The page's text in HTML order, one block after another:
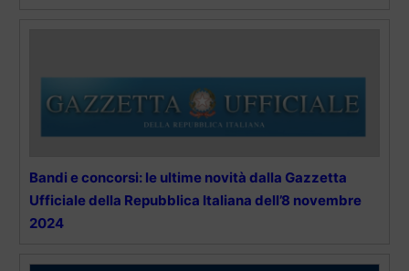
Bandi e concorsi: le ultime novità dalla Gazzetta
Ufficiale della Repubblica Italiana dell’8 novembre
2024